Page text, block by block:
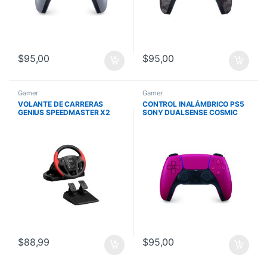
$95,00 $95,00
Gamer
VOLANTE DE CARRERAS
GENIUS SPEEDMASTER X2
$88,99
Gamer
CONTROL INALÁMBRICO PS5
SONY DUALSENSE COSMIC
$95,00